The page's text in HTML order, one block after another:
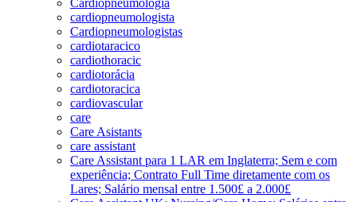
cardiopneumologista
Cardiopneumologistas
cardiotaracico
cardiothoracic
cardiotorácia
cardiotoracica
cardiovascular
care
Care Asistants
care assistant
Care Assistant para 1 LAR em Inglaterra; Sem e com
experiência; Contrato Full Time diretamente com os
Lares; Salário mensal entre 1.500£ a 2.000£